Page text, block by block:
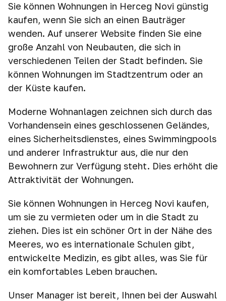
Sie können Wohnungen in Herceg Novi günstig
kaufen, wenn Sie sich an einen Bauträger
wenden. Auf unserer Website finden Sie eine
große Anzahl von Neubauten, die sich in
verschiedenen Teilen der Stadt befinden. Sie
können Wohnungen im Stadtzentrum oder an
der Küste kaufen.
Moderne Wohnanlagen zeichnen sich durch das
Vorhandensein eines geschlossenen Geländes,
eines Sicherheitsdienstes, eines Swimmingpools
und anderer Infrastruktur aus, die nur den
Bewohnern zur Verfügung steht. Dies erhöht die
Attraktivität der Wohnungen.
Sie können Wohnungen in Herceg Novi kaufen,
um sie zu vermieten oder um in die Stadt zu
ziehen. Dies ist ein schöner Ort in der Nähe des
Meeres, wo es internationale Schulen gibt,
entwickelte Medizin, es gibt alles, was Sie für
ein komfortables Leben brauchen.
Unser Manager ist bereit, Ihnen bei der Auswahl